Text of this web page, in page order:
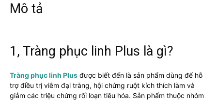
đại
ruột
kích
số
lượng
Mô tả
1, Tràng phục linh Plus là gì?
Tràng phục linh Plus được biết đến là sản phẩm dùng để hỗ
trợ điều trị viêm đại tràng, hội chứng ruột kích thích làm và
giảm các triệu chứng rối loạn tiêu hóa. Sản phẩm thuộc nhóm